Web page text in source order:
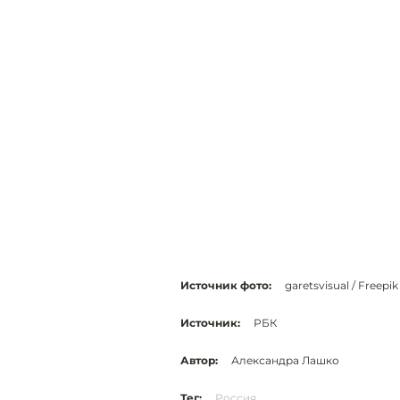
Источник фото: garetsvisual / Freepik
Источник: РБК
Автор: Александра Лашко